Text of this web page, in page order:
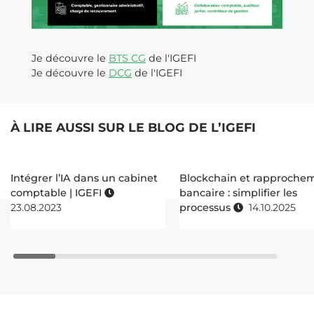
Je découvre le BTS CG de l'IGEFI
Je découvre le DCG de l'IGEFI
À LIRE AUSSI SUR LE BLOG DE L’IGEFI
Intégrer l’IA dans un cabinet
comptable | IGEFI
23.08.2023
Blockchain et
bancaire : simplifier les
processus
14.10.2025